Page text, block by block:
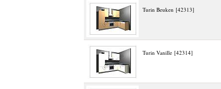
Turin Beuken [42313]
Turin Vanille [42314]